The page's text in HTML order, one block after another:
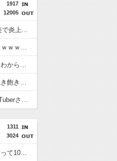
1917
12005
【悲報】東科大医学部卒の美人YouTuber、直美で炎上・・・
幽☆遊☆白書（全19巻）←これｗｗｗｗｗｗｗｗｗｗｗｗｗｗ
【悲報】久しぶりの嫁へのセ◯クスの誘い方、わからない・・・
【悲報】熊本避難所の皆様「パンばっかり。飽き飽きしてる」
【悲報】とんでもない交際報告をした大物YouTuberさん、破局を発表????
1311
3024
【悲報】韓国人「え待って、何で日本の避難所って10年前と同レベルなの(ドン引き